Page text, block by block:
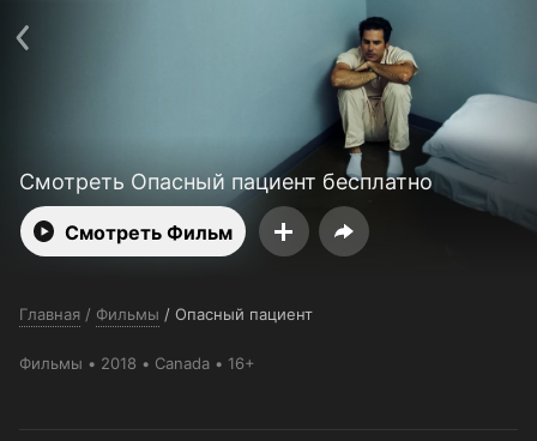
Смотреть Опасный пациент бесплатно
Смотреть Фильм
Главная / Фильмы / Опасный пациент
Фильмы 2018 Canada 16+
Открыть приложение